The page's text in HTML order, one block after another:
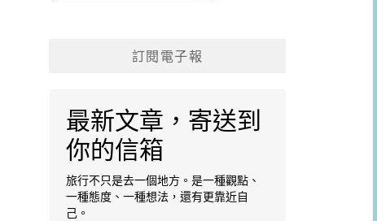
訂閱電子報
最新文章，寄送到
你的信箱
旅行不只是去一個地方。是一種觀點、
一種態度、一種想法，還有更靠近自
己。